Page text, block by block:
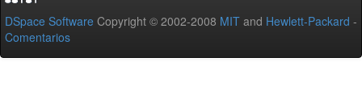
DSpace Software Copyright © 2002-2008 MIT and Hewlett-Packard -
Comentarios